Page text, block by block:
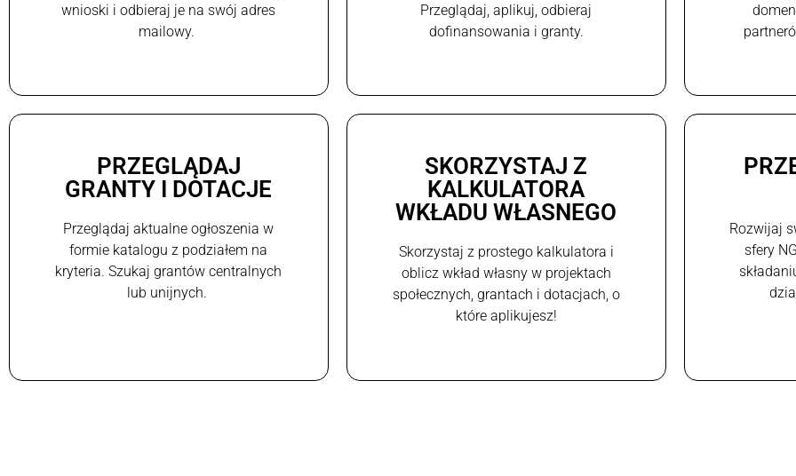
wnioski i odbieraj je na swój adres
mailowy.
Przeglądaj, aplikuj, odbieraj
dofinansowania i granty.
PRZEGLĄDAJ
GRANTY I DOTACJE
Przeglądaj aktualne ogłoszenia w
formie katalogu z podziałem na
kryteria. Szukaj grantów centralnych
lub unijnych.
SKORZYSTAJ Z
KALKULATORA
WKŁADU WŁASNEGO
Skorzystaj z prostego kalkulatora i
oblicz wkład własny w projektach
społecznych, grantach i dotacjach, o
które aplikujesz!
Rozwijaj
sfery